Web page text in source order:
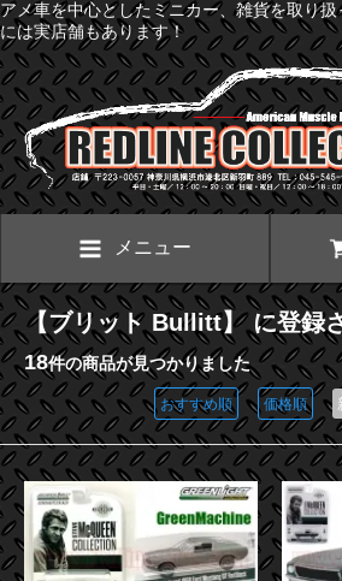
アメ車を中心としたミニカー、雑貨を取り
には実店舗もあります！
メニュー
【ブリット Bullitt】 に登録
18件の商品が見つかりました
おすすめ順 価格順